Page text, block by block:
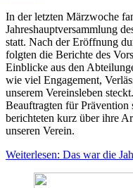
In der letzten Märzwoche
Jahreshauptversammlung
statt. Nach der Eröffnung
folgten die Berichte des
Einblicke aus den
wie viel Engagement,
unserem Vereinsleben
Beauftragten für
berichteten kurz über ihre
unseren Verein.
Weiterlesen: Das war die